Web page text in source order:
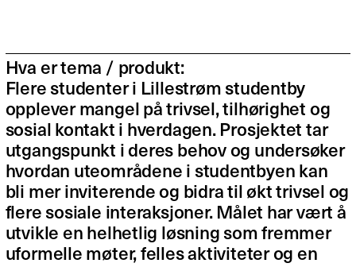
Hva er tema / produkt:
Flere studenter i Lillestrøm studentby
opplever mangel på trivsel, tilhørighet og
sosial kontakt i hverdagen. Prosjektet tar
utgangspunkt i deres behov og undersøker
hvordan uteområdene i studentbyen kan
bli mer inviterende og bidra til økt trivsel og
flere sosiale interaksjoner. Målet har vært å
utvikle en helhetlig løsning som fremmer
uformelle møter, felles aktiviteter og en